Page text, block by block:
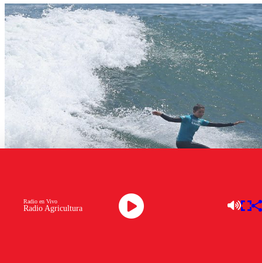
Radio Agricultura
Radio en Vivo